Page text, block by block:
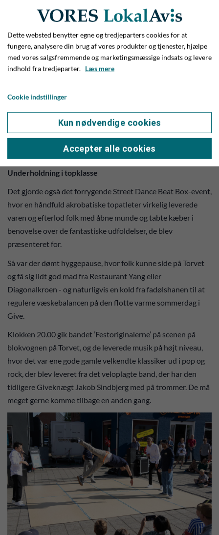
Give Open Air gruppen havde en stand, hvor de friske folk
solgte billetter til Danmarks Hyggeligste Havefest - og det gik
rigtig godt. Foto: Jim Hoff
Underholdning i topklasse
Det gjorde også det forrygende Street Dance Beat Box-event,
hvor en håndfuld akrobatiske topatleter virkelig leverede
varen og efterlod folk med åbne munde og tabte kæber i
benovelse over de fantastiske udfoldelser, de blev
præsenteret for.
Så var der dømt hyggepause, hvor folk kunne side på Torvet
og få sig lidt god mad fra Restaurant Yang eller
Diagonalkroen - og naturligvis en kold fra fadølshanen til at
regulere væskebalancen på den flotte varme sommerdag i
Give.
Klokken 20.00 gik bandet ’Festoriginalerne’ på scenen på
blokvognen på Torvet, og de leverede musik på højt niveau,
hvor det var ene gode gamle velkendte klassiker ud i pop og
rock, der blev leveret fra det veloplagte band, der har den
tidligere Giveknægt Jakob Sindbjerg med på trommer. De må
meget gerne komme tilbage en anden gang.
Dette websted benytter egne og tredjeparters cookies for at
fungere, analysere din brug af vores produkter og tjenester, hjælpe
med vores salgsfremmende og marketingsmæssige indsats og levere
indhold fra tredjeparter. Læs mere
Cookie indstillinger
Kun nødvendige cookies
Accepter alle cookies